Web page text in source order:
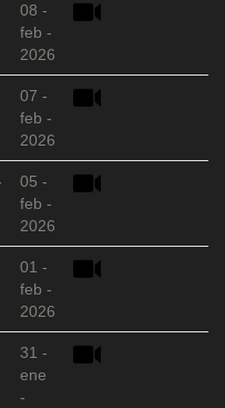
08 -
feb -
2026
07 -
feb -
2026
05 -
feb -
2026
01 -
feb -
2026
31 -
ene
-